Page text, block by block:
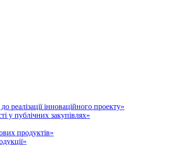
реалізації інноваційного проекту»
у публічних закупівлях»
продуктів»